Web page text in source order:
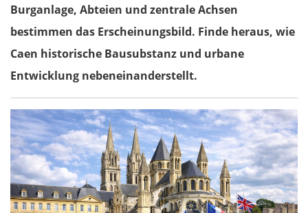
Burganlage, Abteien und zentrale Achsen
bestimmen das Erscheinungsbild. Finde heraus, wie
Caen historische Bausubstanz und urbane
Entwicklung nebeneinanderstellt.